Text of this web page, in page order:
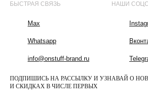
ПОДПИШИСЬ НА РАССЫЛКУ И УЗНАВАЙ О
И СКИДКАХ В ЧИСЛЕ ПЕРВЫХ
БЫСТРАЯ СВЯЗЬ
Max
Whatsapp
info@onstuff-brand.ru
НАШИ